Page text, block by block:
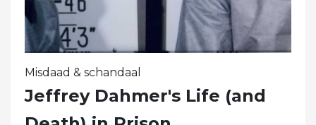
Misdaad & schandaal
Jeffrey Dahmer's Life (and